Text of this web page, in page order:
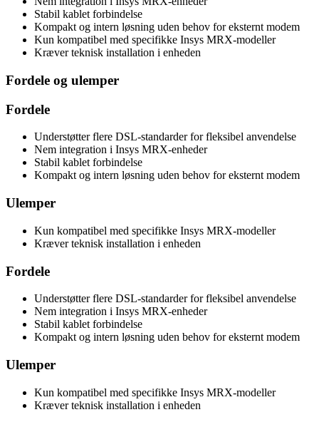
Stabil kablet forbindelse
Kompakt og intern løsning uden behov for eksternt modem
Kun kompatibel med specifikke Insys MRX-modeller
Kræver teknisk installation i enheden
Fordele og ulemper
Fordele
Understøtter flere DSL-standarder for fleksibel anvendelse
Nem integration i Insys MRX-enheder
Stabil kablet forbindelse
Kompakt og intern løsning uden behov for eksternt modem
Ulemper
Kun kompatibel med specifikke Insys MRX-modeller
Kræver teknisk installation i enheden
Fordele
Understøtter flere DSL-standarder for fleksibel anvendelse
Nem integration i Insys MRX-enheder
Stabil kablet forbindelse
Kompakt og intern løsning uden behov for eksternt modem
Ulemper
Kun kompatibel med specifikke Insys MRX-modeller
Kræver teknisk installation i enheden